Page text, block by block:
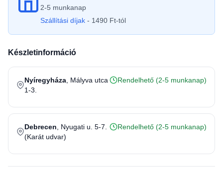
2-5 munkanap
Szállítási díjak - 1490 Ft-tól
Készletinformáció
Nyíregyháza , Mályva utca
1-3.
Rendelhető (2-5 munkanap)
Debrecen , Nyugati u. 5-7.
(Karát udvar)
Rendelhető (2-5 munkanap)